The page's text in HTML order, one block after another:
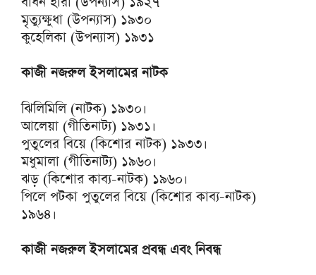
মৃত্যুক্ষুধা (উপন্যাস) ১৯৩০
কুহেলিকা (উপন্যাস) ১৯৩১
কাজী নজরুল ইসলামের নাটক
ঝিলিমিলি (নাটক) ১৯৩০।
আলেয়া (গীতিনাট্য) ১৯৩১।
পুতুলের বিয়ে (কিশোর নাটক) ১৯৩৩।
মধুমালা (গীতিনাট্য) ১৯৬০।
ঝড় (কিশোর কাব্য-নাটক) ১৯৬০।
পিলে পটকা পুতুলের বিয়ে (কিশোর কাব্য-নাটক)
১৯৬৪।
কাজী নজরুল ইসলামের প্রবন্ধ এবং নিবন্ধ